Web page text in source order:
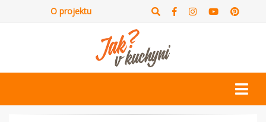
O projektu